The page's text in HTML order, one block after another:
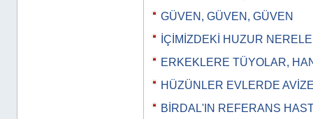
GÜVEN, GÜVEN, GÜVEN
İÇİMİZDEKİ HUZUR
ERKEKLERE TÜYOLAR,
HÜZÜNLER EVLERDE
BİRDAL'IN REFERANS